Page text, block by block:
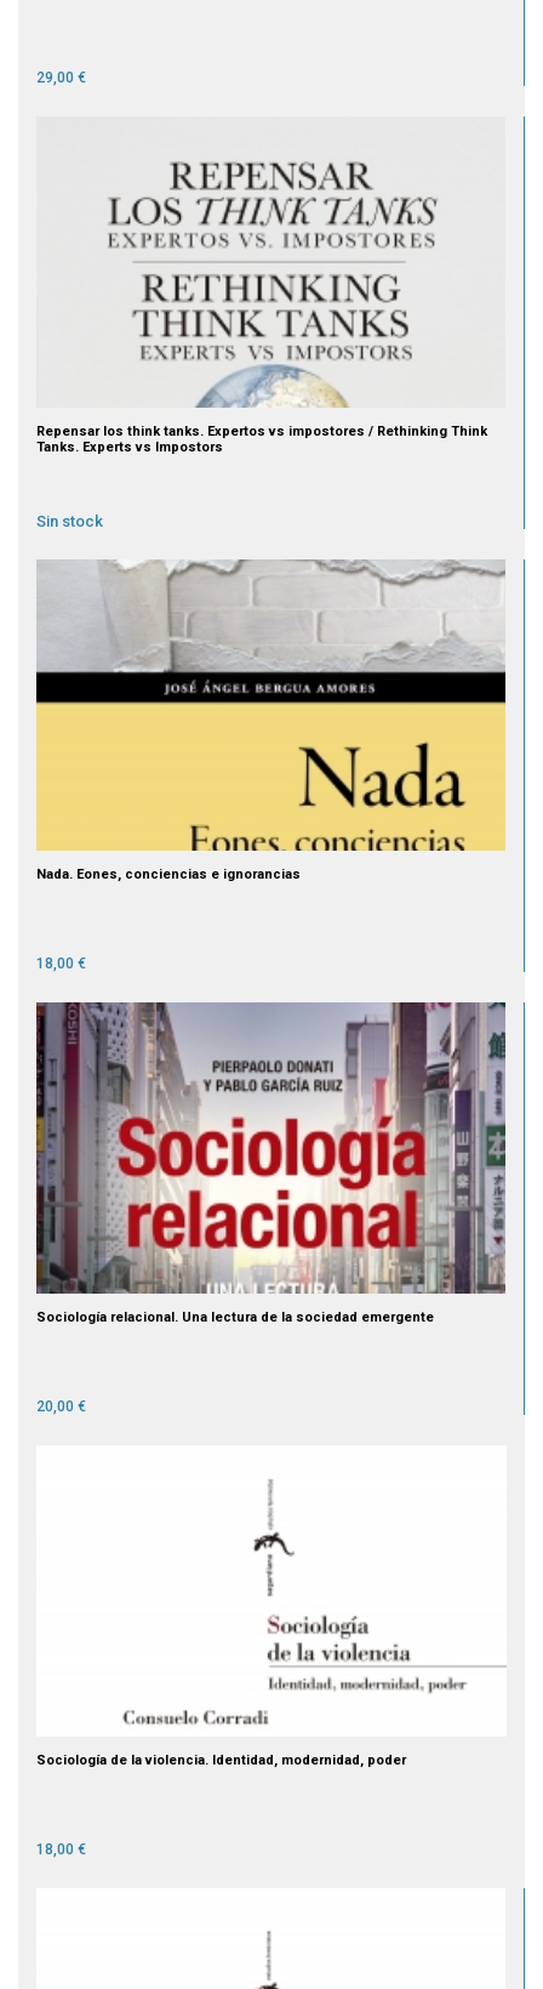
29,00 €
Repensar los think tanks. Expertos vs impostores / Rethinking Think
Tanks. Experts vs Impostors
Sin stock
Nada. Eones, conciencias e ignorancias
18,00 €
Sociología relacional. Una lectura de la sociedad emergente
20,00 €
Sociología de la violencia. Identidad, modernidad, poder
18,00 €